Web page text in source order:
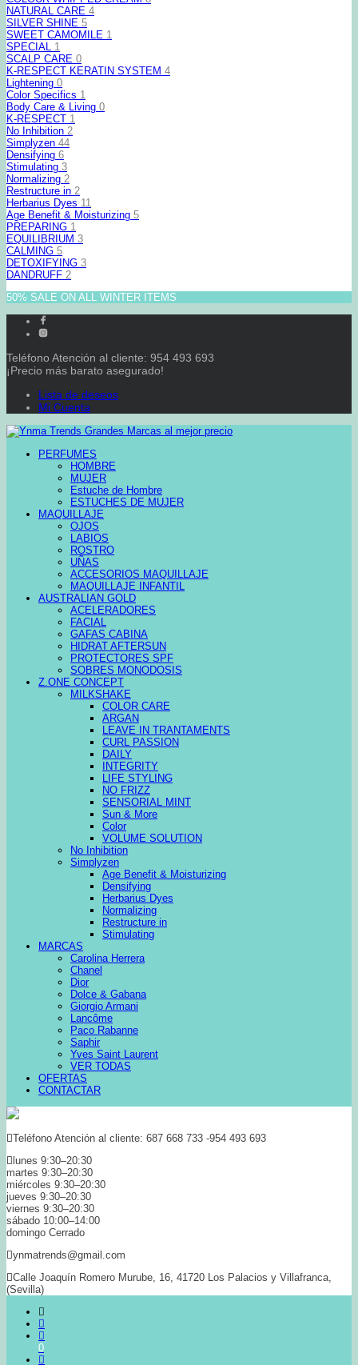
NATURAL CARE 4
SILVER SHINE 5
SWEET CAMOMILE 1
SPECIAL 1
SCALP CARE 0
K-RESPECT KERATIN SYSTEM 4
Lightening 0
Color Specifics 1
Body Care & Living 0
K-RESPECT 1
No Inhibition 2
Simplyzen 44
Densifying 6
Stimulating 3
Normalizing 2
Restructure in 2
Herbarius Dyes 11
Age Benefit & Moisturizing 5
PREPARING 1
EQUILIBRIUM 3
CALMING 5
DETOXIFYING 3
DANDRUFF 2
50% SALE ON ALL WINTER ITEMS
Teléfono Atención al cliente: 954 493 693
¡Precio más barato asegurado!
Lista de deseos
Mi Cuenta
PERFUMES
HOMBRE
MUJER
Estuche de Hombre
ESTUCHES DE MUJER
MAQUILLAJE
OJOS
LABIOS
ROSTRO
UÑAS
ACCESORIOS MAQUILLAJE
MAQUILLAJE INFANTIL
AUSTRALIAN GOLD
ACELERADORES
FACIAL
GAFAS CABINA
HIDRAT AFTERSUN
PROTECTORES SPF
SOBRES MONODOSIS
Z.ONE CONCEPT
MILKSHAKE
COLOR CARE
ARGAN
LEAVE IN TRANTAMENTS
CURL PASSION
DAILY
INTEGRITY
LIFE STYLING
NO FRIZZ
SENSORIAL MINT
Sun & More
Color
VOLUME SOLUTION
No Inhibition
Simplyzen
Age Benefit & Moisturizing
Densifying
Herbarius Dyes
Normalizing
Restructure in
Stimulating
MARCAS
Carolina Herrera
Chanel
Dior
Dolce & Gabana
Giorgio Armani
Lancôme
Paco Rabanne
Saphir
Yves Saint Laurent
VER TODAS
OFERTAS
CONTACTAR
Teléfono Atención al cliente: 687 668 733 -954 493 693
lunes 9:30–20:30
martes 9:30–20:30
miércoles 9:30–20:30
jueves 9:30–20:30
viernes 9:30–20:30
sábado 10:00–14:00
domingo Cerrado
ynmatrends@gmail.com
Calle Joaquín Romero Murube, 16, 41720 Los Palacios y Villafranca,
(Sevilla)
0